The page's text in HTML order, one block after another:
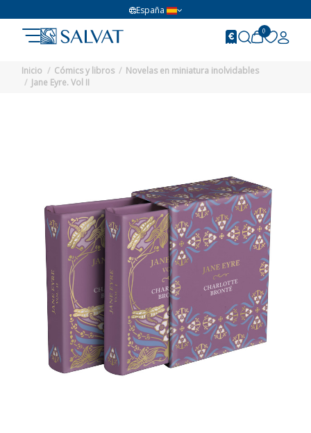
España
0
Inicio Cómics y libros
Novelas en miniatura inolvidables
Jane Eyre. Vol II